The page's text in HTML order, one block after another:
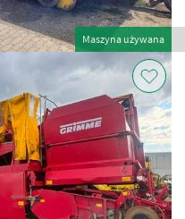
Maszyna używana